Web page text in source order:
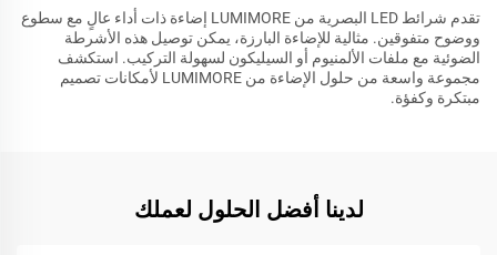
تقدم شرائط LED البصرية من LUMIMORE إضاءة ذات أداء عالٍ مع سطوع
ووضوح متفوقين. مثالية للإضاءة البارزة، يمكن توصيل هذه الأشرطة
الضوئية مع ملفات الألمنيوم أو السيليكون لسهولة التركيب. استكشف
مجموعة واسعة من حلول الإضاءة من LUMIMORE لأمكانات تصميم
مبتكرة وكفؤة.
لدينا أفضل الحلول لعملك